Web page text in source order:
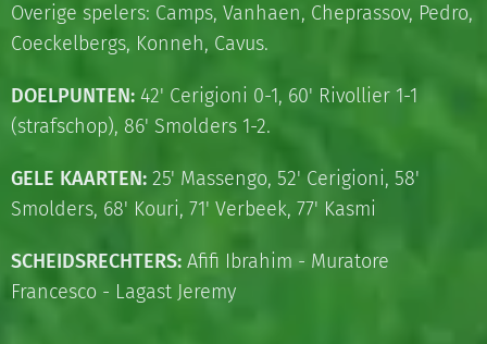
Overige spelers: Camps, Vanhaen, Cheprassov, Pedro,
Coeckelbergs, Konneh, Cavus.
DOELPUNTEN: 42' Cerigioni 0-1, 60' Rivollier 1-1
(strafschop), 86' Smolders 1-2.
GELE KAARTEN: 25' Massengo, 52' Cerigioni, 58'
Smolders, 68' Kouri, 71' Verbeek, 77' Kasmi
SCHEIDSRECHTERS: Afifi Ibrahim - Muratore
Francesco - Lagast Jeremy